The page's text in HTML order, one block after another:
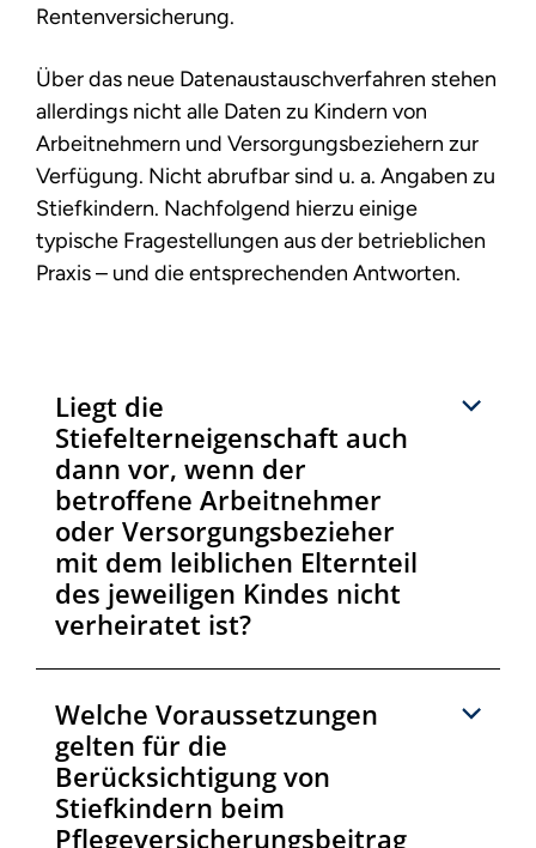
Rentenversicherung.
Über das neue Datenaustauschverfahren stehen
allerdings nicht alle Daten zu Kindern von
Arbeitnehmern und Versorgungsbeziehern zur
Verfügung. Nicht abrufbar sind u. a. Angaben zu
Stiefkindern. Nachfolgend hierzu einige
typische Fragestellungen aus der betrieblichen
Praxis – und die entsprechenden Antworten.
Liegt die
Stiefelterneigenschaft auch
dann vor, wenn der
betroffene Arbeitnehmer
oder Versorgungsbezieher
mit dem leiblichen Elternteil
des jeweiligen Kindes nicht
verheiratet ist?
Welche Voraussetzungen
gelten für die
Berücksichtigung von
Stiefkindern beim
Pflegeversicherungsbeitrag